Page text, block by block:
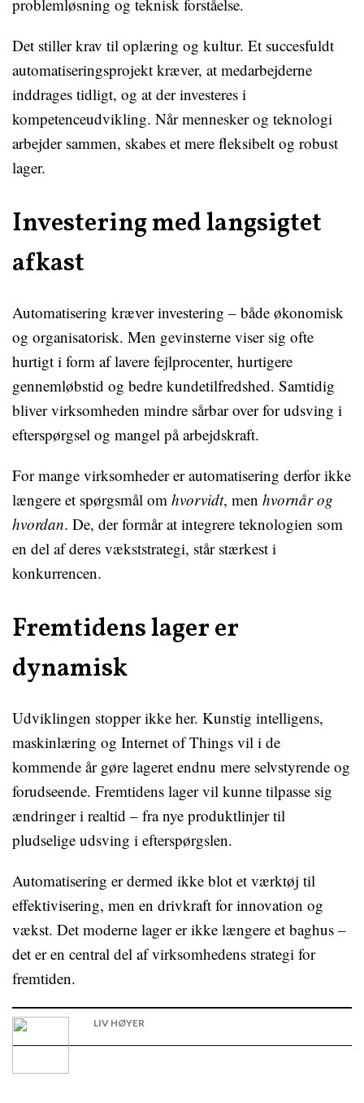
problemløsning og teknisk forståelse.
Det stiller krav til oplæring og kultur. Et succesfuldt
automatiseringsprojekt kræver, at medarbejderne
inddrages tidligt, og at der investeres i
kompetenceudvikling. Når mennesker og teknologi
arbejder sammen, skabes et mere fleksibelt og robust
lager.
Investering med langsigtet
afkast
Automatisering kræver investering – både økonomisk
og organisatorisk. Men gevinsterne viser sig ofte
hurtigt i form af lavere fejlprocenter, hurtigere
gennemløbstid og bedre kundetilfredshed. Samtidig
bliver virksomheden mindre sårbar over for udsving i
efterspørgsel og mangel på arbejdskraft.
For mange virksomheder er automatisering derfor ikke
længere et spørgsmål om hvorvidt, men hvornår og
hvordan. De, der formår at integrere teknologien som
en del af deres vækststrategi, står stærkest i
konkurrencen.
Fremtidens lager er
dynamisk
Udviklingen stopper ikke her. Kunstig intelligens,
maskinlæring og Internet of Things vil i de
kommende år gøre lageret endnu mere selvstyrende og
forudseende. Fremtidens lager vil kunne tilpasse sig
ændringer i realtid – fra nye produktlinjer til
pludselige udsving i efterspørgslen.
Automatisering er dermed ikke blot et værktøj til
effektivisering, men en drivkraft for innovation og
vækst. Det moderne lager er ikke længere et baghus –
det er en central del af virksomhedens strategi for
fremtiden.
LIV HØYER